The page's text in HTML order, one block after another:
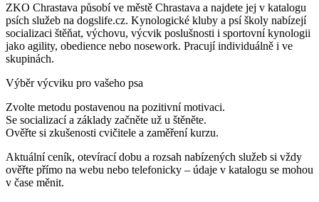
ZKO Chrastava působí ve městě Chrastava a najdete jej v katalogu
psích služeb na dogslife.cz. Kynologické kluby a psí školy nabízejí
socializaci štěňat, výchovu, výcvik poslušnosti i sportovní kynologii
jako agility, obedience nebo nosework. Pracují individuálně i ve
skupinách.
Výběr výcviku pro vašeho psa
Zvolte metodu postavenou na pozitivní motivaci.
Se socializací a základy začněte už u štěněte.
Ověřte si zkušenosti cvičitele a zaměření kurzu.
Aktuální ceník, otevírací dobu a rozsah nabízených služeb si vždy
ověřte přímo na webu nebo telefonicky – údaje v katalogu se mohou
v čase měnit.